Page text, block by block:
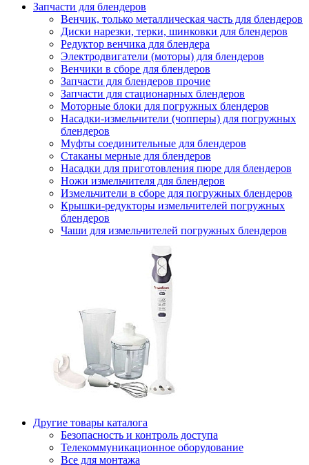
Запчасти для блендеров
Венчик, только металлическая часть для блендеров
Диски нарезки, терки, шинковки для блендеров
Редуктор венчика для блендера
Электродвигатели (моторы) для блендеров
Венчики в сборе для блендеров
Запчасти для блендеров прочие
Запчасти для стационарных блендеров
Моторные блоки для погружных блендеров
Насадки-измельчители (чопперы) для погружных
блендеров
Муфты соединительные для блендеров
Стаканы мерные для блендеров
Насадки для приготовления пюре для блендеров
Ножи измельчителя для блендеров
Измельчители в сборе для погружных блендеров
Крышки-редукторы измельчителей погружных
блендеров
Чаши для измельчителей погружных блендеров
Другие товары каталога
Безопасность и контроль доступа
Телекоммуникационное оборудование
Все для монтажа